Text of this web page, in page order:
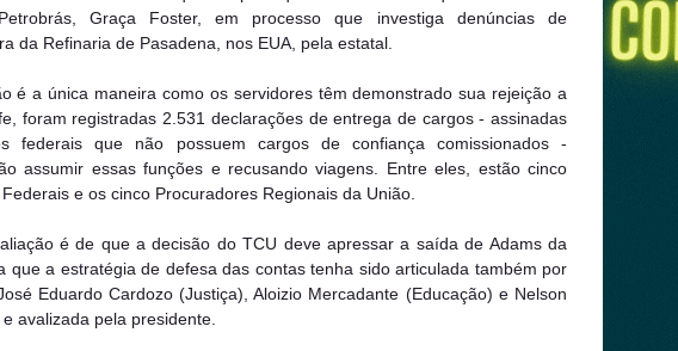
Graça Foster, em processo que investiga denúncias de
da Refinaria de Pasadena, nos EUA, pela estatal.
é a única maneira como os servidores têm demonstrado sua rejeição a
foram registradas 2.531 declarações de entrega de cargos - assinadas
federais que não possuem cargos de confiança comissionados -
assumir essas funções e recusando viagens. Entre eles, estão cinco
e os cinco Procuradores Regionais da União.
é de que a decisão do TCU deve apressar a saída de Adams da
que a estratégia de defesa das contas tenha sido articulada também por
Eduardo Cardozo (Justiça), Aloizio Mercadante (Educação) e Nelson
avalizada pela presidente.